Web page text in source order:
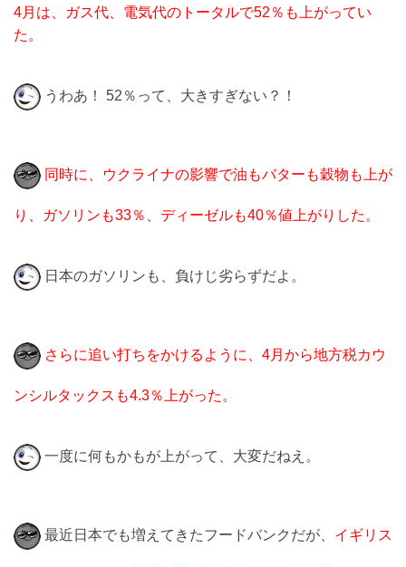
4月は、ガス代、電気代のトータルで52％も上がってい
た。
うわあ！ 52％って、大きすぎない？！
同時に、ウクライナの影響で油もバターも穀物も上が
り、ガソリンも33％、ディーゼルも40％値上がりした。
日本のガソリンも、負けじ劣らずだよ。
さらに追い打ちをかけるように、4月から地方税カウ
ンシルタックスも4.3％上がった。
一度に何もかもが上がって、大変だねえ。
最近日本でも増えてきたフードバンクだが、 イギリス